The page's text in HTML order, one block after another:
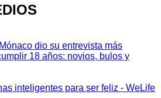
dio su entrevista más
18 años: novios, bulos y
inteligentes para ser feliz - WeLife